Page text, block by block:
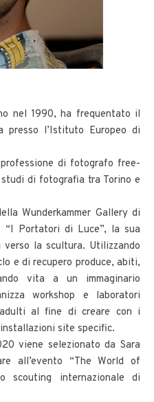
nel 1990, ha frequentato il
presso l’Istituto Europeo di
di fotografo free-
di fotografia tra Torino e
Wunderkammer Gallery di
“I Portatori di Luce”, la sua
la scultura. Utilizzando
e di recupero produce, abiti,
vita a un immaginario
workshop e laboratori
al fine di creare con i
site specific.
viene selezionato da Sara
all’evento “The World of
scouting internazionale di